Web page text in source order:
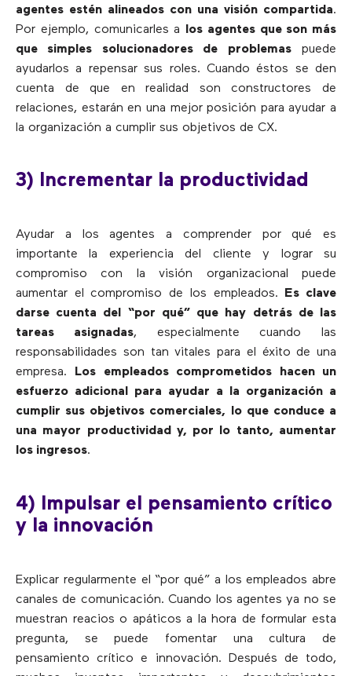
agentes estén alineados con una visión compartida.
Por ejemplo, comunicarles a
los agentes que son más
que simples solucionadores de problemaspuede
ayudarlos a repensar sus roles. Cuando éstos se den
cuenta de que en realidad son constructores de
relaciones, estarán en una mejor posición para ayudar a
la organización a cumplir sus objetivos de CX.
3) Incrementar la productividad
Ayudar a los agentes a comprender por qué es
importante la experiencia del cliente y lograr su
compromiso con la visión organizacional puede
aumentar el compromiso de los empleados.
Es clave
darse cuenta del “por qué” que hay detrás de las
tareas asignadas, especialmente cuando las
responsabilidades son tan vitales para el éxito de una
empresa.
Los empleados comprometidos hacen un
esfuerzo adicional para ayudar a la organización a
cumplir sus objetivos comerciales, lo que conduce a
una mayor productividad y, por lo tanto, aumentar
los ingresos.
4) Impulsar el pensamiento crítico
y la innovación
Explicar regularmente el “por qué” a los empleados abre
canales de comunicación. Cuando los agentes ya no se
muestran reacios o apáticos a la hora de formular esta
pregunta, se puede fomentar una cultura de
pensamiento crítico e innovación. Después de todo,